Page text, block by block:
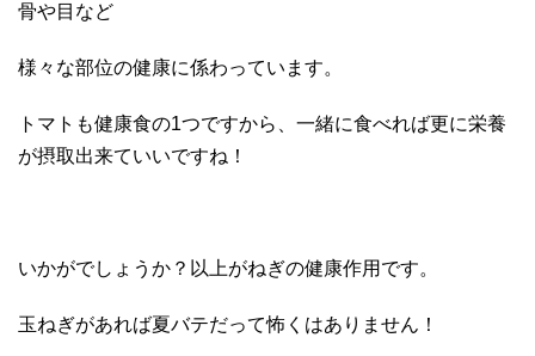
骨や目など
様々な部位の健康に係わっています。
トマトも健康食の1つですから、一緒に食べれば更に栄養
が摂取出来ていいですね！
いかがでしょうか？以上がねぎの健康作用です。
玉ねぎがあれば夏バテだって怖くはありません！